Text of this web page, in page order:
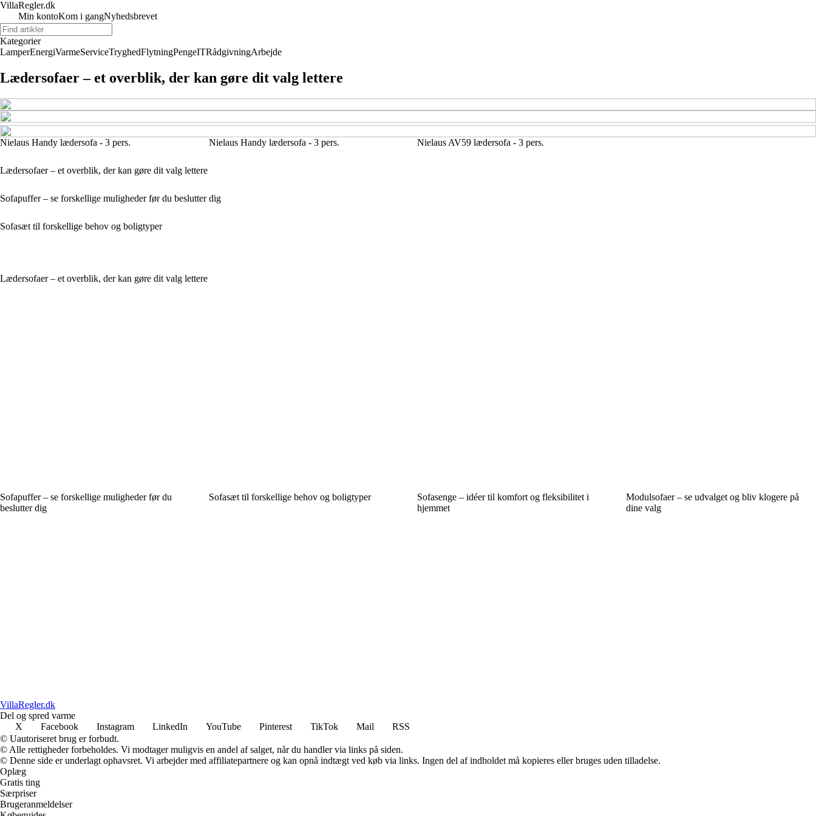
VillaRegler.dk
Min kontoKom i gangNyhedsbrevet
Kategorier
LamperEnergiVarmeServiceTryghedFlytningPengeITRådgivningArbejde
Lædersofaer – et overblik, der kan gøre dit valg lettere
Nielaus Handy lædersofa - 3 pers. Nielaus Handy lædersofa - 3 pers. Nielaus AV59 lædersofa - 3 pers.
Lædersofaer – et overblik, der kan gøre dit valg lettere
Sofapuffer – se forskellige muligheder før du beslutter dig
Sofasæt til forskellige behov og boligtyper
Lædersofaer – et overblik, der kan gøre dit valg lettere
Sofapuffer – se forskellige muligheder før du
beslutter dig
Sofasæt til forskellige behov og boligtyper
Sofasenge – idéer til komfort og fleksibilitet i
hjemmet
Modulsofaer – se udvalget og bliv klogere på
dine valg
VillaRegler.dk
Del og spred varme
X
Facebook Instagram LinkedIn YouTube Pinterest TikTok Mail
RSS
© Uautoriseret brug er forbudt.
© Alle rettigheder forbeholdes. Vi modtager muligvis en andel af salget, når du handler via links på siden.
© Denne side er underlagt ophavsret. Vi arbejder med affiliatepartnere og kan opnå indtægt ved køb via links. Ingen del af indholdet må kopieres eller bruges uden tilladelse.
Oplæg
Gratis ting
Særpriser
Brugeranmeldelser